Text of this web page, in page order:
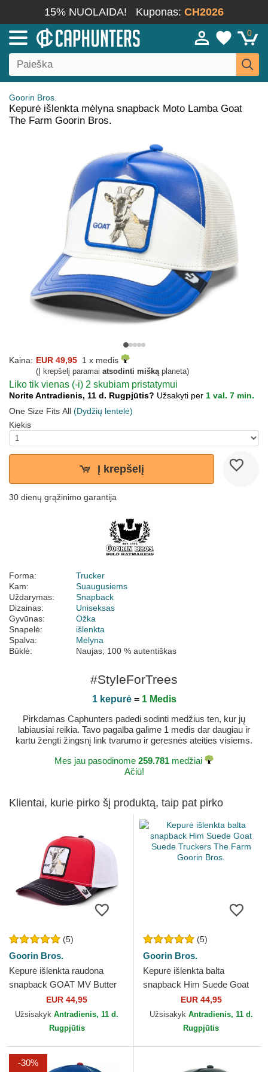
15% NUOLAIDA! Kuponas: CH2026
0
Goorin Bros.
Kepurė išlenkta mėlyna snapback Moto Lamba Goat
The Farm Goorin Bros.
Kaina: EUR 49,95 1 x medis
(Į krepšelį paramai atsodinti miškąplaneta)
Liko tik vienas (-i) 2 skubiam pristatymui
Norite Antradienis, 11 d. Rugpjūtis? Užsakyti per 1 val. 7 min.
One Size Fits All (Dydžių lentelė)
Kiekis
Į krepšelį
30 dienų grąžinimo garantija
Forma:
Trucker
Kam:
Suaugusiems
Uždarymas:
Snapback
Dizainas:
Uniseksas
Gyvūnas:
Ožka
Snapelė:
išlenkta
Spalva:
Mėlyna
Būklė:
Naujas; 100 % autentiškas
#StyleForTrees
1 kepurė= 1 Medis
Pirkdamas Caphunters padedi sodinti medžius ten, kur jų
labiausiai reikia. Tavo pagalba galime 1 medis dar daugiau ir
kartu žengti žingsnį link tvarumo ir geresnės ateities visiems.
Mes jau pasodinome 259.781 medžiai
Ačiū!
Klientai, kurie pirko šį produktą, taip pat pirko
(5)
Goorin Bros.
Kepurė išlenkta raudona
snapback GOAT MV Butter
The Farm MVP The Farm
Goorin Bros.
EUR 44,95
Užsisakyk Antradienis, 11 d.
Rugpjūtis
(5)
Goorin Bros.
Kepurė išlenkta balta
snapback Him Suede Goat
Suede Truckers The Farm
Goorin Bros.
EUR 44,95
Užsisakyk Antradienis, 11 d.
Rugpjūtis
-30%